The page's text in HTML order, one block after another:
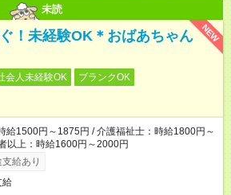
未読
NEW
！未経験OK＊おばあちゃん
会人未経験OK
ブランクOK
給1500円～1875円 / 介護福祉士：時給1800円～
以上：時給1600円～2000円
給あり
給